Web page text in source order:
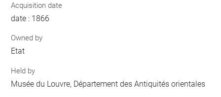
Acquisition date
date : 1866
Owned by
Etat
Held by
Musée du Louvre, Département des Antiquités orientales